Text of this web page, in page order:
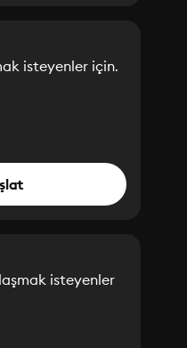
isteyenler için.
isteyenler